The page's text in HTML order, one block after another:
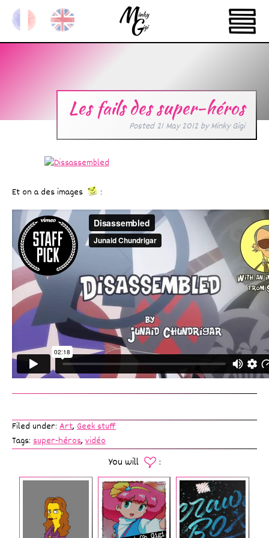
Les fails des super-héros
Posted21 May 2012 byMinky Gigi
Et on a des images :
Filed under: Art,Geek stuff
Tags: super-héros,vidéo
You will :